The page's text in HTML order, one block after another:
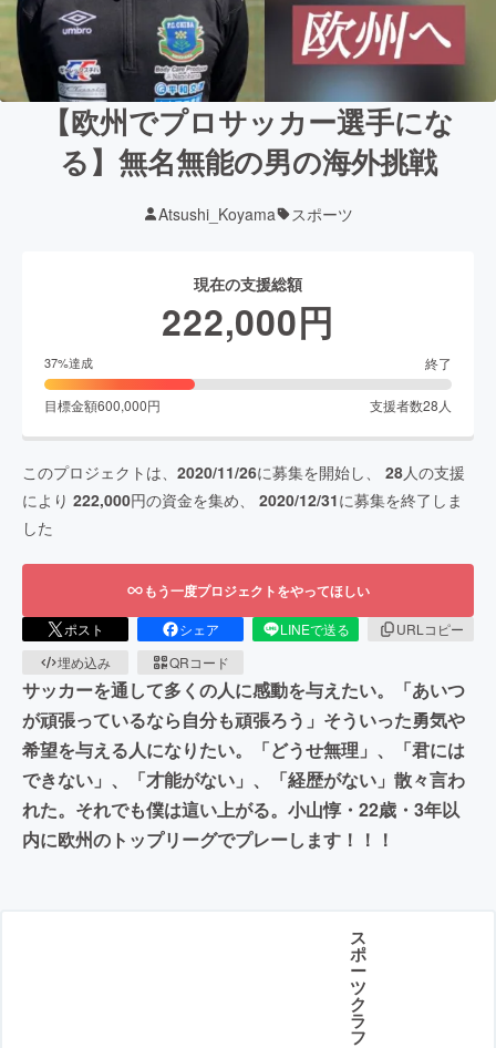
【欧州でプロサッカー選手にな
る】無名無能の男の海外挑戦
Atsushi_Koyama スポーツ
現在の支援総額
222,000円
37%達成 終了
目標金額600,000円 支援者数28 人
このプロジェクトは、 2020/11/26に募集を開始し、 28人の支援
により 222,000円の資金を集め、 2020/12/31に募集を終了しま
した
もう一度プロジェクトをやってほしい
ポスト シェア LINEで送る
URLコピー
埋め込み
QRコード
サッカーを通して多くの人に感動を与えたい。「あいつ
が頑張っているなら自分も頑張ろう」そういった勇気や
希望を与える人になりたい。「どうせ無理」、「君には
できない」、「才能がない」、「経歴がない」散々言わ
れた。それでも僕は這い上がる。小山惇・22歳・3年以
内に欧州のトップリーグでプレーします！！！
ス
ポ
ー
ツ
ク
ラ
フ